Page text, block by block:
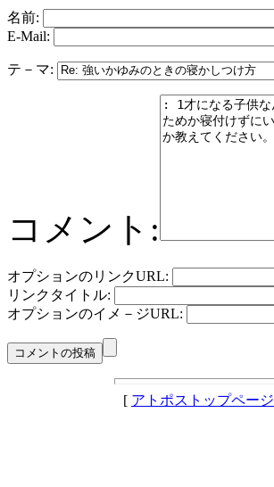
名前:
E-Mail:
テ－マ:
コメント:
オプションのリンクURL:
リンクタイトル:
オプションのイメ－ジURL:
[ アトポストップページ